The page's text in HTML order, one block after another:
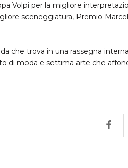
Volpi per la migliore
sceneggiatura, Premio
che trova in una rassegna
di moda e settima arte che